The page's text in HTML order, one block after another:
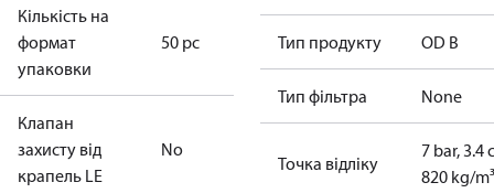
Кількість на
формат
упаковки
50 pc
Клапан
захисту від
крапель LE
No
Тип продукту OD B
Тип фільтра None
Точка відліку
7 bar, 3.4
820 kg/m³